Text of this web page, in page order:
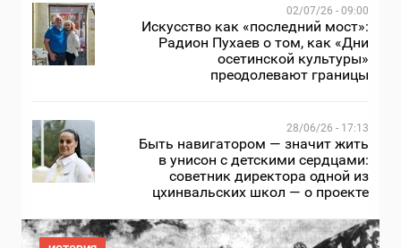
02/07/26 - 09:00
Искусство как «последний мост»:
Радион Пухаев о том, как «Дни
осетинской культуры»
преодолевают границы
28/06/26 - 17:13
Быть навигатором — значит жить
в унисон с детскими сердцами:
советник директора одной из
цхинвальских школ — о проекте